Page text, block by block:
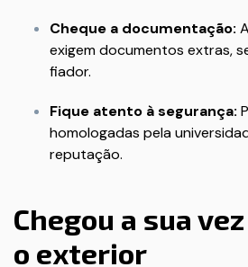
Cheque a documentação:
exigem documentos extras,
fiador.
Fique atento à segurança:
homologadas pela
reputação.
Chegou a sua
o exterior